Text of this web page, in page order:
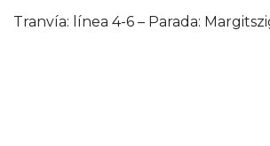
Tranvía: línea 4-6 – Parada: